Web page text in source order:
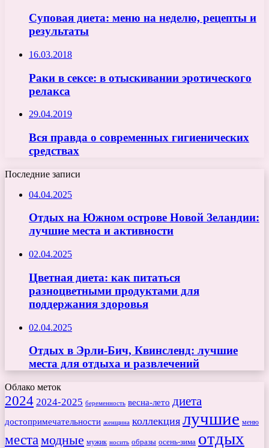
Суповая диета: меню на неделю, рецепты и
результаты
16.03.2018
Раки в сексе: в отыскивании эротического
релакса
29.04.2019
Вся правда о современных гигиенических
средствах
Последние записи
04.04.2025
Отдых на Южном острове Новой Зеландии:
лучшие места и активности
02.04.2025
Цветная диета: как питаться
разноцветными продуктами для
поддержания здоровья
02.04.2025
Отдых в Эрли-Бич, Квинсленд: лучшие
места для отдыха и развлечений
Облако меток
2024 2024-2025 беременность весна-лето диета
достопримечательности женщина коллекция лучшие меню
места модные мужик носить образы осень-зима отдых